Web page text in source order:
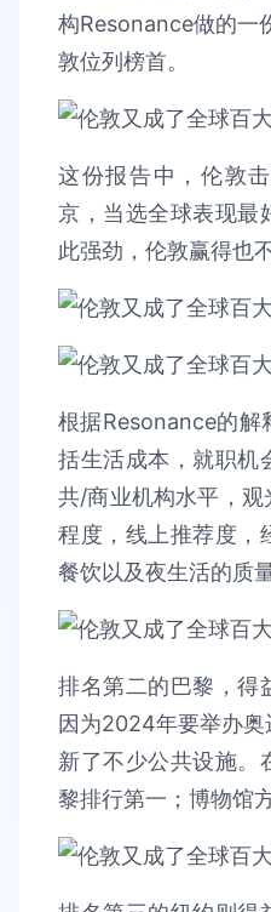
构Resonance做的一
敦位列榜首。
这份报告中，伦敦
京，当选全球表现最
此强劲，伦敦赢得也
根据Resonance的解
括生活成本，就职机
共/商业机构水平，
程度，线上推荐度，
餐饮以及夜生活的质
排名第二的巴黎，得
因为2024年要举办
新了不少公共设施。
黎排行第一；博物馆